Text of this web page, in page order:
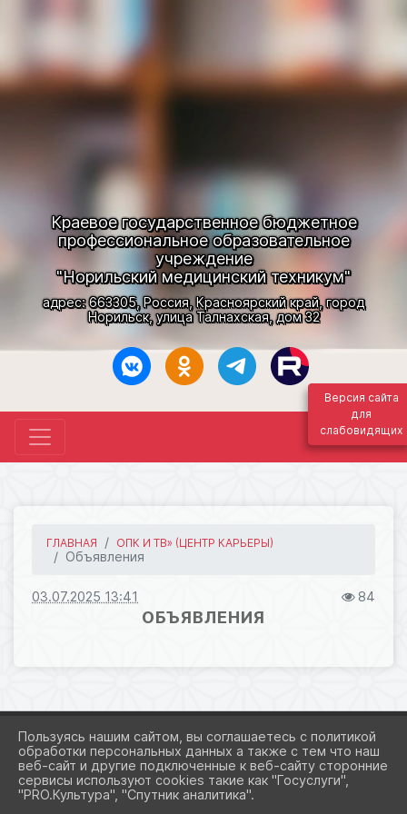
Версия сайта
для
слабовидящих
Краевое государственное бюджетное
профессиональное образовательное
учреждение
"Норильский медицинский техникум"
адрес: 663305, Россия, Красноярский край, город
Норильск, улица Талнахская, дом 32
ГЛАВНАЯ ОПК И ТВ» (ЦЕНТР КАРЬЕРЫ)
Объявления
03.07.2025 13:41 84
ОБЪЯВЛЕНИЯ
2026 Г. NMT-NORILSK.RU
ВХОД
КАРТА САЙТА
Пользуясь нашим сайтом, вы соглашаетесь с политикой
обработки персональных данных а также с тем что наш
веб-сайт и другие подключенные к веб-сайту сторонние
сервисы используют cookies такие как "Госуслуги",
"PRO.Культура", "Спутник аналитика".